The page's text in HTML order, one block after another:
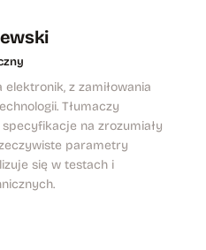
elektronik, z zamiłowania
Tłumaczy
na zrozumiały
parametry
się w testach i